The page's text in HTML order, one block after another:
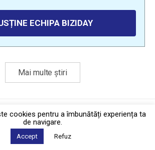
ECHIPA BIZIDAY
Mai multe știri
de confidențialitate·Contact
2026 © Biziday
cookies pentru a îmbunătăți experiența ta
de navigare.
Accept Refuz